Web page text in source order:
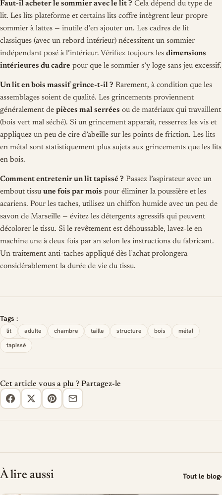
Faut-il acheter le sommier avec le lit ? Cela dépend du type de
lit. Les lits plateforme et certains lits coffre intègrent leur propre
sommier à lattes — inutile d’en ajouter un. Les cadres de lit
classiques (avec un rebord intérieur) nécessitent un sommier
indépendant posé à l’intérieur. Vérifiez toujours les dimensions
intérieures du cadre pour que le sommier s’y loge sans jeu excessif.
Un lit en bois massif grince-t-il ? Rarement, à condition que les
assemblages soient de qualité. Les grincements proviennent
généralement de pièces mal serrées ou de matériaux qui travaillent
(bois vert mal séché). Si un grincement apparaît, resserrez les vis et
appliquez un peu de cire d’abeille sur les points de friction. Les lits
en métal sont statistiquement plus sujets aux grincements que les lits
en bois.
Comment entretenir un lit tapissé ? Passez l’aspirateur avec un
embout tissu une fois par mois pour éliminer la poussière et les
acariens. Pour les taches, utilisez un chiffon humide avec un peu de
savon de Marseille — évitez les détergents agressifs qui peuvent
décolorer le tissu. Si le revêtement est déhoussable, lavez-le en
machine une à deux fois par an selon les instructions du fabricant.
Un traitement anti-taches appliqué dès l’achat prolongera
considérablement la durée de vie du tissu.
Tags :
lit adulte chambre taille structure bois
métal
tapissé
Cet article vous a plu ? Partagez-le
À lire aussi Tout le blog›